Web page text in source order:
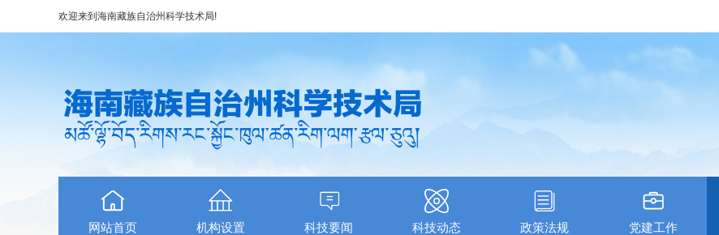
欢迎来到 海南藏族自治州科学技术局!
网站首页 机构设置 科技要闻 科技动态 政策法规 党建工作